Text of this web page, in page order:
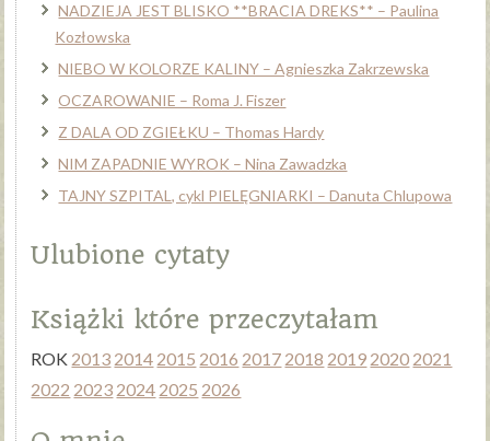
NADZIEJA JEST BLISKO **BRACIA DREKS** – Paulina
Kozłowska
NIEBO W KOLORZE KALINY – Agnieszka Zakrzewska
OCZAROWANIE – Roma J. Fiszer
Z DALA OD ZGIEŁKU – Thomas Hardy
NIM ZAPADNIE WYROK – Nina Zawadzka
TAJNY SZPITAL, cykl PIELĘGNIARKI – Danuta Chlupowa
Ulubione cytaty
Książki które przeczytałam
ROK 2013 2014 2015 2016 2017 2018 2019 2020 2021
2022 2023 2024 2025 2026